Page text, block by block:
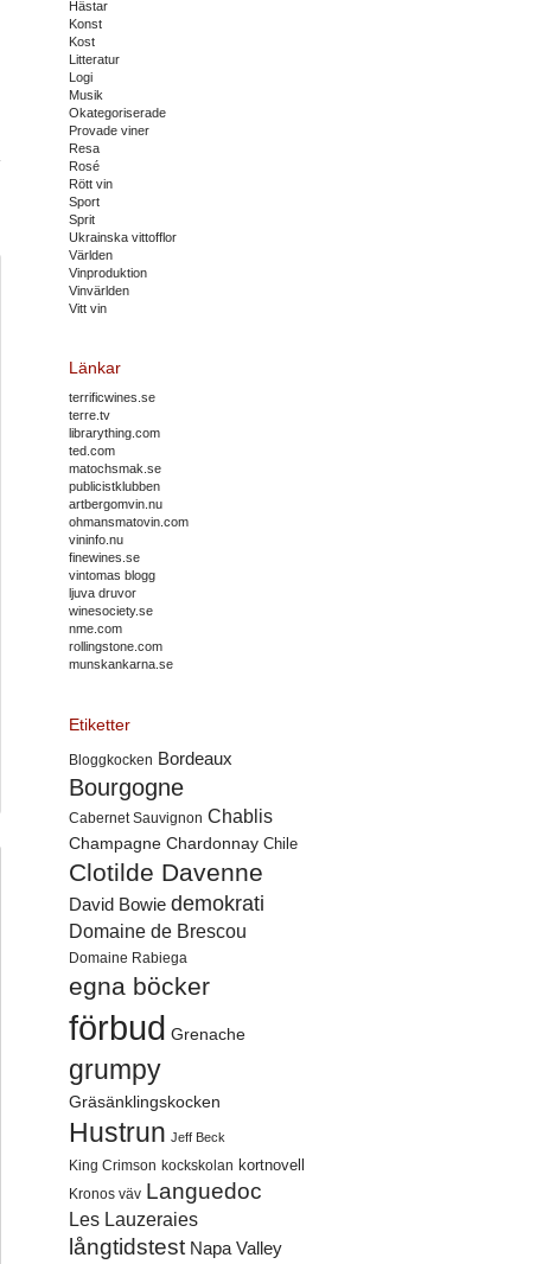
Hästar
Konst
Kost
Litteratur
Logi
Musik
Okategoriserade
Provade viner
Resa
Rosé
Rött vin
Sport
Sprit
Ukrainska vittofflor
Världen
Vinproduktion
Vinvärlden
Vitt vin
Länkar
terrificwines.se
terre.tv
librarything.com
ted.com
matochsmak.se
publicistklubben
artbergomvin.nu
ohmansmatovin.com
vininfo.nu
finewines.se
vintomas blogg
ljuva druvor
winesociety.se
nme.com
rollingstone.com
munskankarna.se
Etiketter
Bloggkocken Bordeaux
Bourgogne
Cabernet Sauvignon Chablis
Champagne Chardonnay Chile
Clotilde Davenne
David Bowie demokrati
Domaine de Brescou
Domaine Rabiega
egna böcker
förbud Grenache
grumpy
Gräsänklingskocken
Hustrun Jeff Beck
King Crimson kockskolan kortnovell
Kronos väv Languedoc
Les Lauzeraies
långtidstest Napa Valley